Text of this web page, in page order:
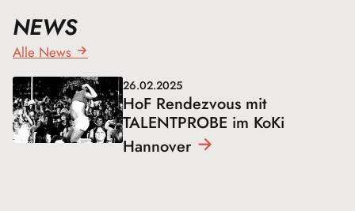
NEWS
Alle News
26.02.2025
HoF Rendezvous mit
TALENTPROBE im KoKi
Hannover